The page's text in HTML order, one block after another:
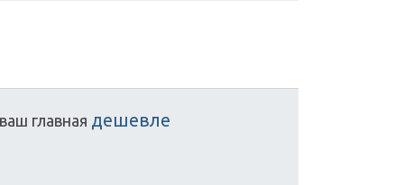
ваш главная дешевле